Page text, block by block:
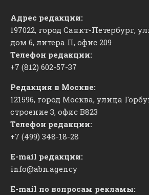
Адрес редакции:
197022, город Санкт-Петербург,
дом 6, литера П, офис 209
Телефон редакции:
+7 (812) 602-57-37
Редакция в Москве:
121596, город Москва, улица
строение 3, офис ​В823
Телефон редакции:
+7 (499) 348-18-28
E-mail редакции:
info@abn.agency
E-mail по вопросам рекламы: